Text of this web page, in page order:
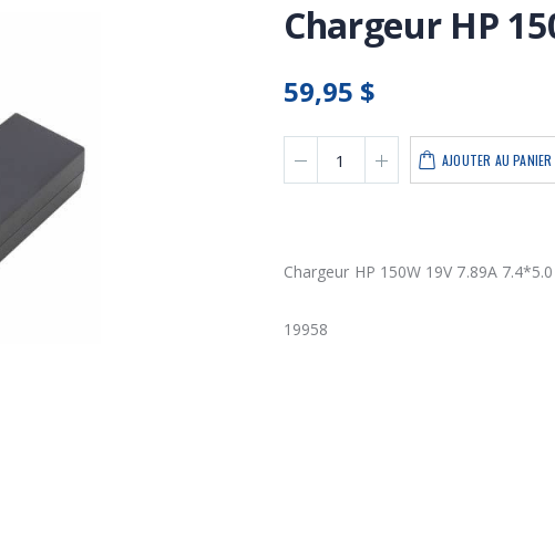
Chargeur HP
59,95 $
AJOUTER AU PANIER
Chargeur HP 150W 19V 7.89A 7.4*5.0
19958